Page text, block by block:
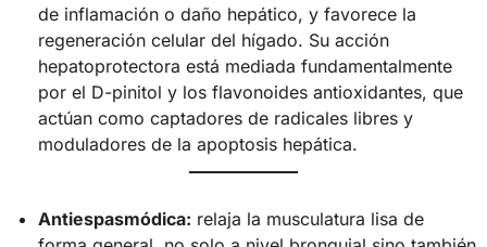
de inflamación o daño hepático, y favorece la
regeneración celular del hígado. Su acción
hepatoprotectora está mediada fundamentalmente
por el D-pinitol y los flavonoides antioxidantes, que
actúan como captadores de radicales libres y
moduladores de la apoptosis hepática.
Antiespasmódica: relaja la musculatura lisa de